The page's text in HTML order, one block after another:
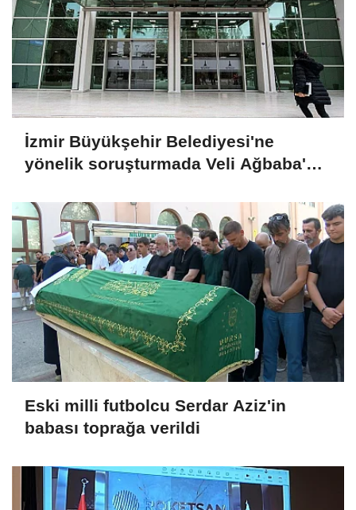
İzmir Büyükşehir Belediyesi'ne
yönelik soruşturmada Veli Ağbaba'nın
Eski milli futbolcu Serdar Aziz'in
babası toprağa verildi